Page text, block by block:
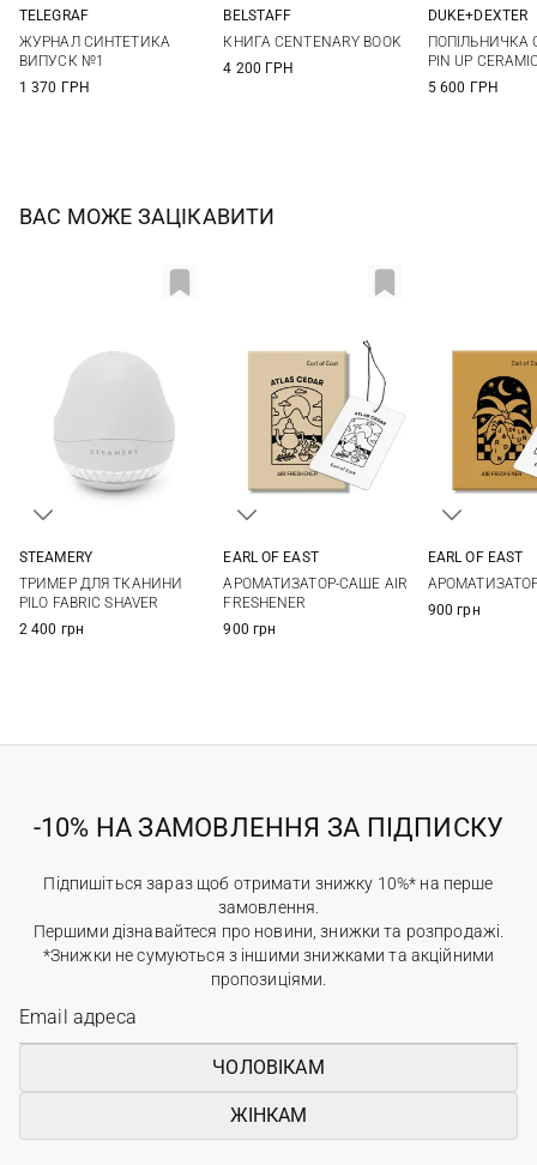
TELEGRAF
ЖУРНАЛ СИНТЕТИКА
ВИПУСК №1
1 370 ГРН
BELSTAFF
КНИГА CENTENARY BOOK
4 200 ГРН
DUKE+DEXTER
ПОПІЛЬНИЧКА
PIN UP
5 600 ГРН
ВАС МОЖЕ ЗАЦІКАВИТИ
STEAMERY
ТРИМЕР ДЛЯ ТКАНИНИ
PILO FABRIC SHAVER
2 400 грн
EARL OF EAST
АРОМАТИЗАТОР-САШЕ AIR
FRESHENER
900 грн
EARL OF EAST
900 грн
-10% НА ЗАМОВЛЕННЯ ЗА ПІДПИСКУ
Підпишіться зараз щоб отримати знижку 10%* на перше
замовлення.
Першими дізнавайтеся про новини, знижки та розпродажі.
*Знижки не сумуються з іншими знижками та акційними
пропозиціями.
ЧОЛОВІКАМ
ЖІНКАМ